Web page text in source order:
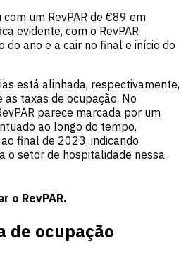
um RevPAR de €89 em
evidente, com o RevPAR
do ano e a cair no final e início do
está alinhada, respectivamente,
as taxas de ocupação. No
parece marcada por um
ao longo do tempo,
final de 2023, indicando
o setor de hospitalidade nessa
o RevPAR.
de ocupação